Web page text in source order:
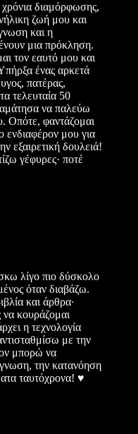
διαμόρφωσης,
ζωή μου και
και η
μια πρόκληση.
τον εαυτό μου και
ένας αρκετά
πατέρας,
τελευταία 50
να παλεύω
Οπότε, φαντάζομαι
ενδιαφέρον μου για
εξαιρετική δουλειά!
γέφυρες· ποτέ
λίγο πιο δύσκολο
όταν διαβάζω.
και άρθρα·
να κουράζομαι
η τεχνολογία
με την
μπορώ να
την κατανόηση
ταυτόχρονα! ♥️